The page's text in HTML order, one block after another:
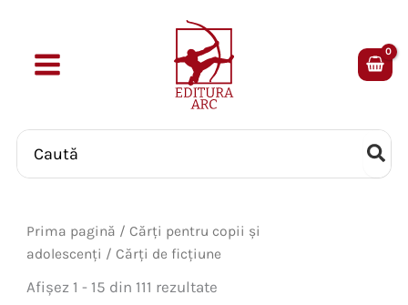
content
Search
for:
Prima pagină / Cărți pentru copii și
adolescenți / Cărți de ficțiune
Afișez 1 - 15 din 111 rezultate